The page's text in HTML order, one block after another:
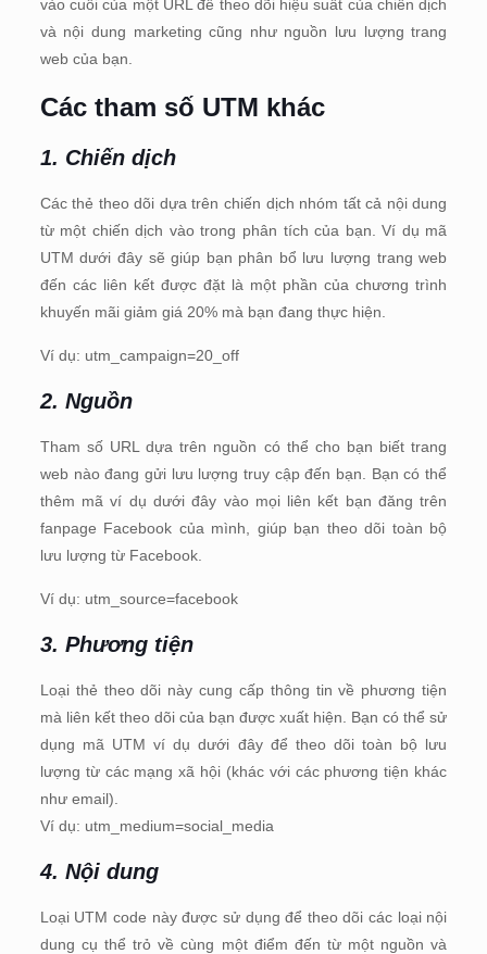
vào cuối của một URL để theo dõi hiệu suất của chiến dịch
và nội dung marketing cũng như nguồn lưu lượng trang
web của bạn.
Các tham số UTM khác
1. Chiến dịch
Các thẻ theo dõi dựa trên chiến dịch nhóm tất cả nội dung
từ một chiến dịch vào trong phân tích của bạn. Ví dụ mã
UTM dưới đây sẽ giúp bạn phân bổ lưu lượng trang web
đến các liên kết được đặt là một phần của chương trình
khuyến mãi giảm giá 20% mà bạn đang thực hiện.
Ví dụ: utm_campaign=20_off
2. Nguồn
Tham số URL dựa trên nguồn có thể cho bạn biết trang
web nào đang gửi lưu lượng truy cập đến bạn. Bạn có thể
thêm mã ví dụ dưới đây vào mọi liên kết bạn đăng trên
fanpage Facebook của mình, giúp bạn theo dõi toàn bộ
lưu lượng từ Facebook.
Ví dụ: utm_source=facebook
3. Phương tiện
Loại thẻ theo dõi này cung cấp thông tin về phương tiện
mà liên kết theo dõi của bạn được xuất hiện. Bạn có thể sử
dụng mã UTM ví dụ dưới đây để theo dõi toàn bộ lưu
lượng từ các mạng xã hội (khác với các phương tiện khác
như email).
Ví dụ: utm_medium=social_media
4. Nội dung
Loại UTM code này được sử dụng để theo dõi các loại nội
dung cụ thể trỏ về cùng một điểm đến từ một nguồn và